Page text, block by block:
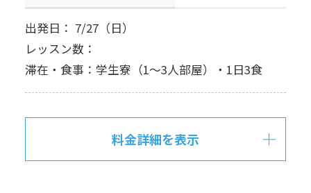
出発日： 7/27（日）
レッスン数：
滞在・食事：学生寮（1～3人部屋）・1日3食
料金詳細を表示